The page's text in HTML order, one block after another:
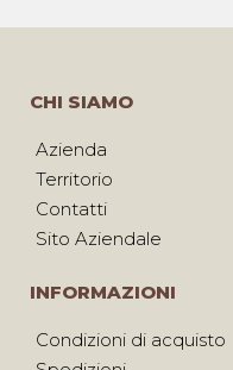
CHI SIAMO
Azienda
Territorio
Contatti
Sito Aziendale
INFORMAZIONI
Condizioni di acquisto